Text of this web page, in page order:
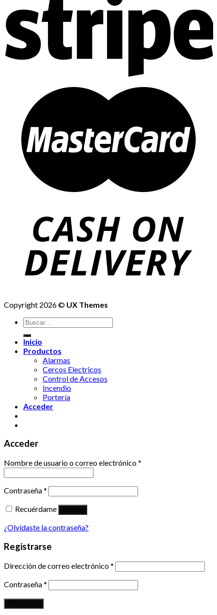
Copyright 2026 © UX Themes
Buscar
por:
Inicio
Productos
Alarmas
Cercos Electricos
Control de Accesos
Incendio
Portería
Acceder
Acceder
Nombre de usuario o correo electrónico*
Contraseña*
Recuérdame
¿Olvidaste la contraseña?
Registrarse
Dirección de correo electrónico*
Contraseña*